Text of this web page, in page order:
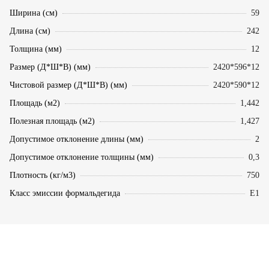
Ширина (см)
59
Длина (см)
242
Толщина (мм)
12
Размер (Д*Ш*В) (мм)
2420*596*12
Чистовой размер (Д*Ш*В) (мм)
2420*590*12
Площадь (м2)
1,442
Полезная площадь (м2)
1,427
Допустимое отклонение длины (мм)
2
Допустимое отклонение толщины (мм)
0,3
Плотность (кг/м3)
750
Класс эмиссии формальдегида
Е1